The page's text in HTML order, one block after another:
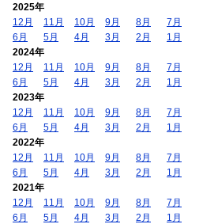
2025年
12月
11月 10月 9月 8月
7月
6月
5月 4月 3月 2月
1月
2024年
12月
11月 10月 9月 8月
7月
6月
5月 4月 3月 2月
1月
2023年
12月
11月 10月 9月 8月
7月
6月
5月 4月 3月 2月
1月
2022年
12月
11月 10月 9月 8月
7月
6月
5月 4月 3月 2月
1月
2021年
12月
11月 10月 9月 8月
7月
6月
5月 4月 3月 2月
1月